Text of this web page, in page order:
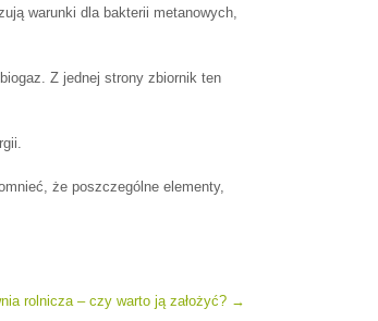
warunki dla bakterii metanowych,
Z jednej strony zbiornik ten
że poszczególne elementy,
rolnicza – czy warto ją założyć? →